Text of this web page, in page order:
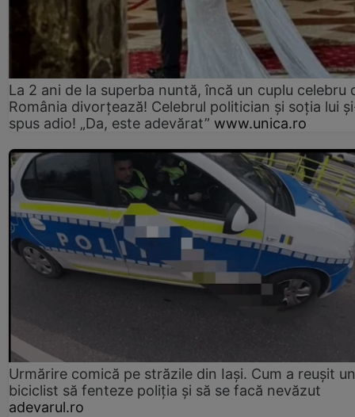
La 2 ani de la superba nuntă, încă un cuplu celebru
România divorțează! Celebrul politician și soția lui
spus adio! „Da, este adevărat” www.unica.ro
Urmărire comică pe străzile din Iași. Cum a reușit un
biciclist să fenteze poliția și să se facă nevăzut
adevarul.ro